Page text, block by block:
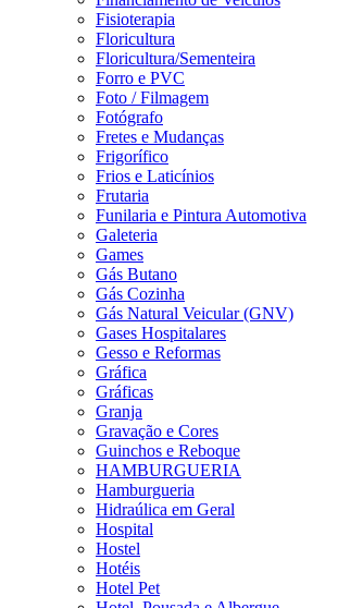
Fisioterapia
Floricultura
Floricultura/Sementeira
Forro e PVC
Foto / Filmagem
Fotógrafo
Fretes e Mudanças
Frigorífico
Frios e Laticínios
Frutaria
Funilaria e Pintura Automotiva
Galeteria
Games
Gás Butano
Gás Cozinha
Gás Natural Veicular (GNV)
Gases Hospitalares
Gesso e Reformas
Gráfica
Gráficas
Granja
Gravação e Cores
Guinchos e Reboque
HAMBURGUERIA
Hamburgueria
Hidraúlica em Geral
Hospital
Hostel
Hotéis
Hotel Pet